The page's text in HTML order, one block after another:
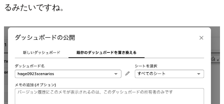
るみたいですね。